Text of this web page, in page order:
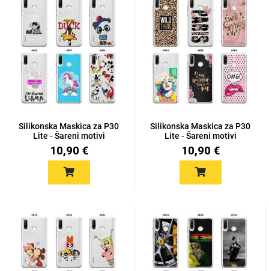
Silikonska Maskica za P30
Lite - Šareni motivi
10,90 €
Silikonska Maskica za P30
Lite - Šareni motivi
10,90 €